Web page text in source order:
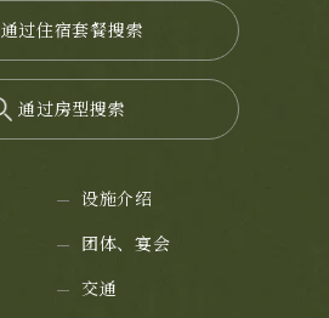
通过住宿套餐搜索
通过房型搜索
设施介绍
团体、宴会
交通